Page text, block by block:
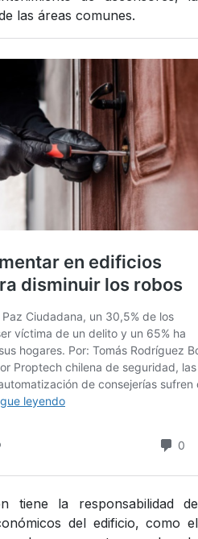
las áreas comunes.
tiene la responsabilidad de
del edificio, como el